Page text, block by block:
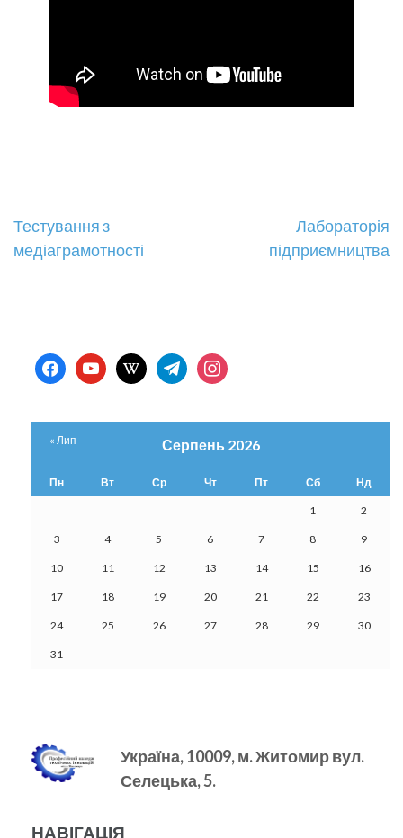
Навігація
записів
Тестування з
медіаграмотності
Лабораторія
підприємництва
facebookyoutubewikipediatelegraminstagram
Серпень 2026
Пн Вт Ср Чт Пт Сб Нд
1 2
3 4 5 6 7 8 9
10 11 12 13 14 15 16
17 18 19 20 21 22 23
24 25 26 27 28 29 30
31
« Лип
Україна, 10009, м.Житомир вул.
Селецька, 5.
НАВІГАЦІЯ